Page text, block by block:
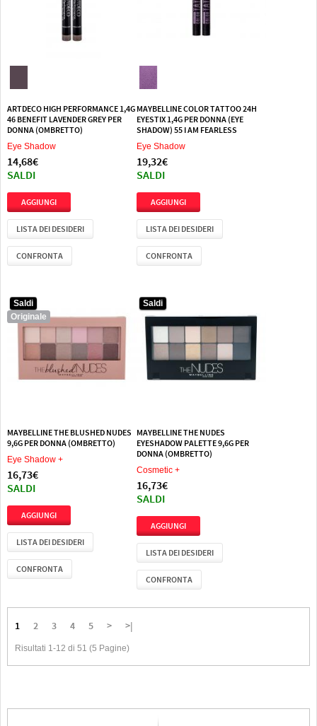
ARTDECO HIGH PERFORMANCE 1,4G
46 BENEFIT LAVENDER GREY PER
DONNA (OMBRETTO)
Eye Shadow
14,68€
SALDI
LISTA DEI DESIDERI
CONFRONTA
MAYBELLINE COLOR TATTOO 24H
EYESTIX 1,4G PER DONNA (EYE
SHADOW) 55 I AM FEARLESS
Eye Shadow
19,32€
SALDI
LISTA DEI DESIDERI
CONFRONTA
Saldi
Originale
MAYBELLINE THE BLUSHED NUDES
9,6G PER DONNA (OMBRETTO)
Eye Shadow +
16,73€
SALDI
LISTA DEI DESIDERI
CONFRONTA
Saldi
MAYBELLINE THE NUDES
EYESHADOW PALETTE 9,6G PER
DONNA (OMBRETTO)
Cosmetic +
16,73€
SALDI
LISTA DEI DESIDERI
CONFRONTA
1 2 3 4 5 > >|
Risultati 1-12 di 51 (5 Pagine)